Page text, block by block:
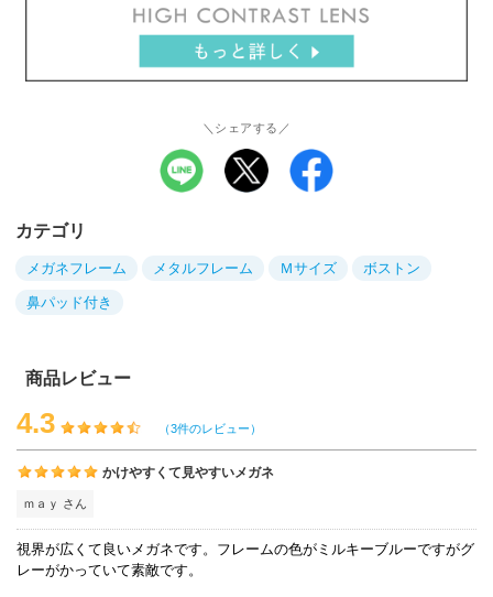
＼シェアする／
カテゴリ
メガネフレーム メタルフレーム Ｍサイズ ボストン
鼻パッド付き
商品レビュー
4.3 （3件のレビュー）
かけやすくて見やすいメガネ
ｍａｙ さん
視界が広くて良いメガネです。フレームの色がミルキーブルーですがグ
レーがかっていて素敵です。